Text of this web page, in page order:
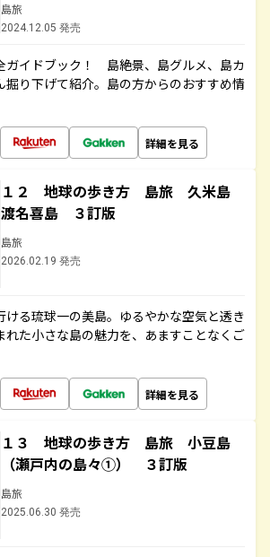
島旅
2024.12.05 発売
ガイドブック！ 島絶景、島グルメ、島カ
掘り下げて紹介。島の方からのおすすめ情
詳細を見る
１２ 地球の歩き方 島旅 久米島
渡名喜島 ３訂版
島旅
2026.02.19 発売
ける琉球一の美島。ゆるやかな空気と透き
れた小さな島の魅力を、あますことなくご
詳細を見る
１３ 地球の歩き方 島旅 小豆島
（瀬戸内の島々①） ３訂版
島旅
2025.06.30 発売